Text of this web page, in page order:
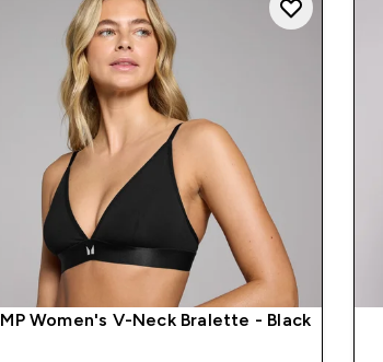
MP Women's V-Neck Bralette - Black